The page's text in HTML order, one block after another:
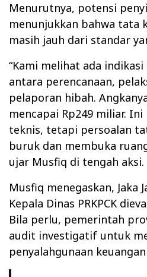
Menurutnya, potensi
menunjukkan bahwa tata
masih jauh dari standar
“Kami melihat ada
antara perencanaan,
pelaporan hibah.
mencapai Rp249 miliar.
teknis, tetapi persoalan
buruk dan membuka
ujar Musfiq di tengah aksi.
Musfiq menegaskan, Jaka
Kepala Dinas PRKPCK
Bila perlu, pemerintah
audit investigatif untuk
penyalahgunaan